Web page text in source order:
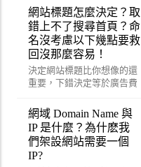
考量的功能。
網站標題怎麼決定？取
錯上不了搜尋首頁？命
名沒考慮以下幾點要救
回沒那麼容易！
決定網站標題比你想像的還
重要，下錯決定等於廣告費
較快！？
網域 Domain Name 與
IP 是什麼？為什麽我
們架設網站需要一個
IP?